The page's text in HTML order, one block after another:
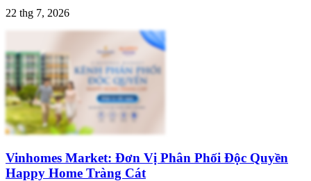
22 thg 7, 2026
Vinhomes Market: Đơn Vị Phân Phối Độc Quyền
Happy Home Tràng Cát